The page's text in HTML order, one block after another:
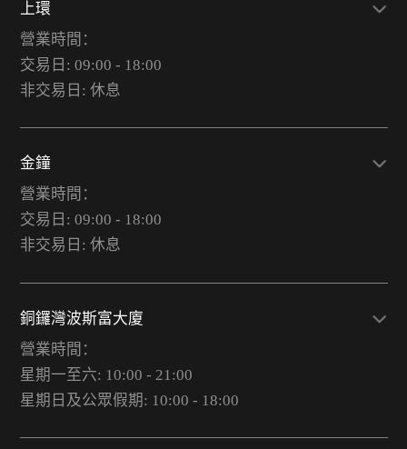
上環
營業時間：
交易日: 09:00 - 18:00
非交易日: 休息
金鐘
營業時間：
交易日: 09:00 - 18:00
非交易日: 休息
銅鑼灣波斯富大廈
營業時間：
星期一至六: 10:00 - 21:00
星期日及公眾假期: 10:00 - 18:00